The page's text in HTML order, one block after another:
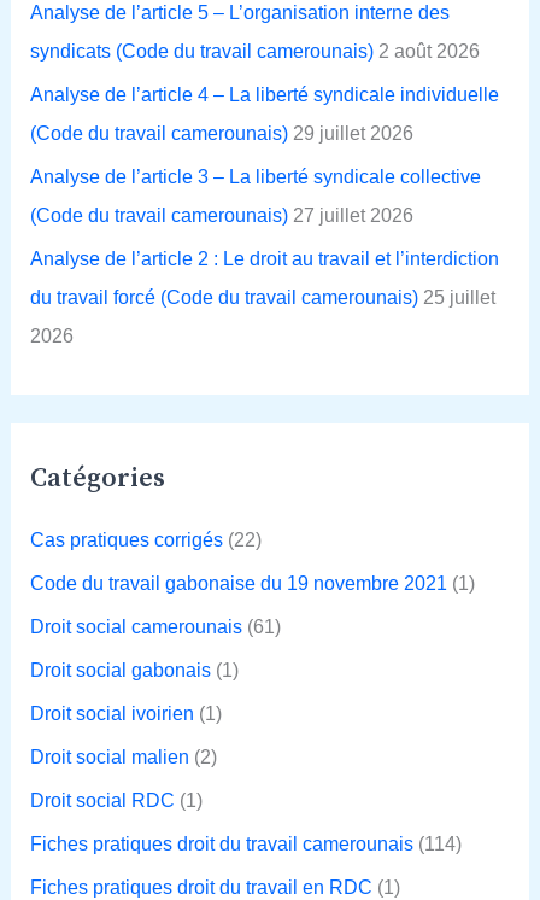
:
Analyse de l’article 5 – L’organisation interne des
syndicats (Code du travail camerounais) 2 août 2026
Analyse de l’article 4 – La liberté syndicale individuelle
(Code du travail camerounais) 29 juillet 2026
Analyse de l’article 3 – La liberté syndicale collective
(Code du travail camerounais) 27 juillet 2026
Analyse de l’article 2 : Le droit au travail et l’interdiction
du travail forcé (Code du travail camerounais) 25 juillet
2026
Catégories
Cas pratiques corrigés(22)
Code du travail gabonaise du 19 novembre 2021 (1)
Droit social camerounais(61)
Droit social gabonais(1)
Droit social ivoirien (1)
Droit social malien (2)
Droit social RDC (1)
Fiches pratiques droit du travail camerounais(114)
Fiches pratiques droit du travail en RDC (1)